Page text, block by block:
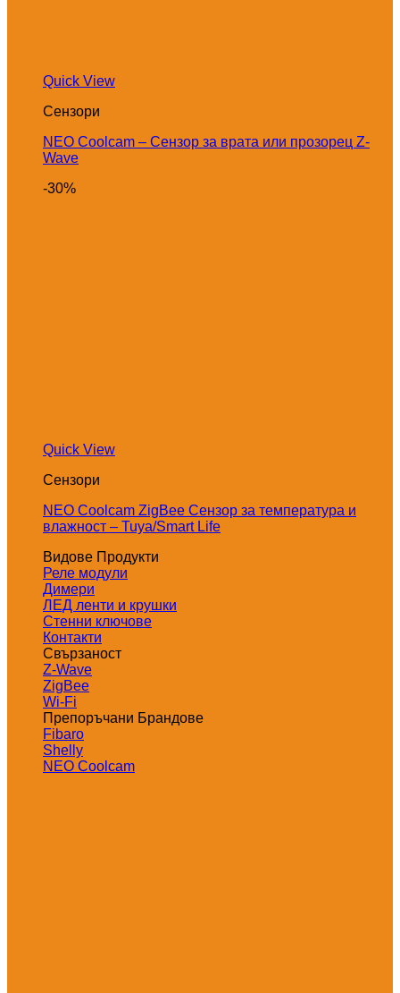
Quick View
Сензори
NEO Coolcam – Сензор за врата или прозорец Z-
Wave
-30%
Quick View
Сензори
NEO Coolcam ZigBee Сензор за температура и
влажност – Tuya/Smart Life
Видове Продукти
Реле модули
Димери
ЛЕД ленти и крушки
Стенни ключове
Контакти
Свързаност
Z-Wave
ZigBee
Wi-Fi
Препоръчани Брандове
Fibaro
Shelly
NEO Coolcam